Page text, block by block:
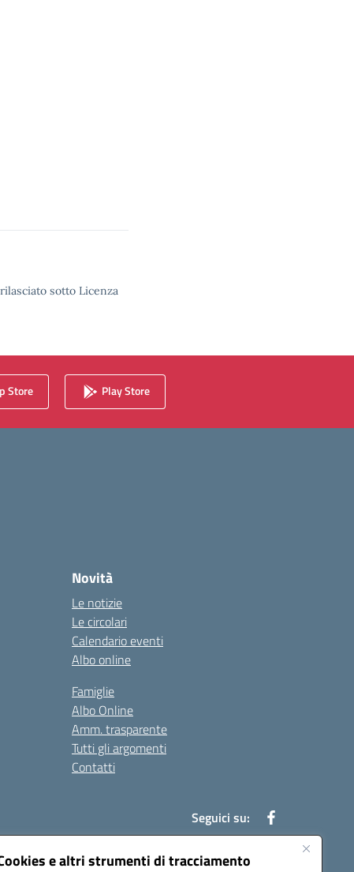
e altri strumenti di tracciamento
sotto Licenza
Store Play Store
Novità
Le notizie
Le circolari
Calendario eventi
Albo online
Famiglie
Albo Online
Amm. trasparente
Tutti gli argomenti
Contatti
Seguici su: